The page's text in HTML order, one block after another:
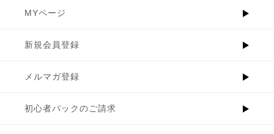
MYページ
新規会員登録
メルマガ登録
初心者パックのご請求